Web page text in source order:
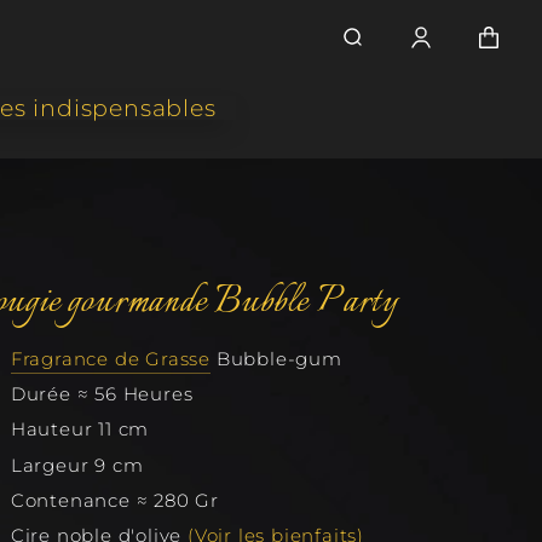
indispensables
Olfactives.
Gourmandes à Croquer. Ambiance
Petites & Mignonnes
Gourmandes Miniatures. Mini en
Maxi en Charme.
et
gourmande Bubble Party
Fragrance de Grasse Bubble-gum
Durée ≈ 56 Heures
Hauteur 11 cm
Largeur 9 cm
Contenance ≈ 280 Gr
Cire noble d'olive (Voir les bienfaits)